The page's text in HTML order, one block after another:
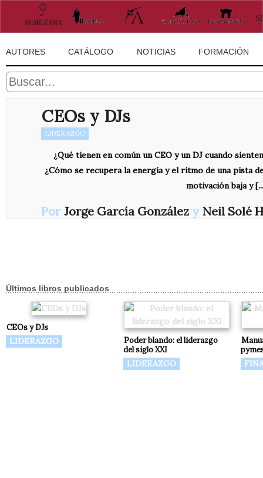
AUTORES CATÁLOGO NOTICIAS FORMACIÓN
CEOs y DJs
LIDERAZGO
¿Qué tienen en común un CEO y un DJ cuando
¿Cómo se recupera la energía y el ritmo de una pista
motivación baja y
Por Jorge García González y Neil Solé
Últimos libros publicados
CEOs y DJs
LIDERAZGO
Poder blando: el liderazgo
del siglo XXI
LIDERAZGO